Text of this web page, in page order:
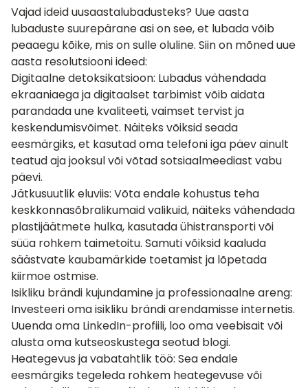
Vajad ideid uusaastalubadusteks? Uue aasta
lubaduste suurepärane asi on see, et lubada võib
peaaegu kõike, mis on sulle oluline. Siin on mõned uue
aasta resolutsiooni ideed:
Digitaalne detoksikatsioon: Lubadus vähendada
ekraaniaega ja digitaalset tarbimist võib aidata
parandada une kvaliteeti, vaimset tervist ja
keskendumisvõimet. Näiteks võiksid seada
eesmärgiks, et kasutad oma telefoni iga päev ainult
teatud aja jooksul või võtad sotsiaalmeediast vabu
päevi.
Jätkusuutlik eluviis: Võta endale kohustus teha
keskkonnasõbralikumaid valikuid, näiteks vähendada
plastijäätmete hulka, kasutada ühistransporti või
süüa rohkem taimetoitu. Samuti võiksid kaaluda
säästvate kaubamärkide toetamist ja lõpetada
kiirmoe ostmise.
Isikliku brändi kujundamine ja professionaalne areng:
Investeeri oma isikliku brändi arendamisse internetis.
Uuenda oma LinkedIn-profiili, loo oma veebisait või
alusta oma kutseoskustega seotud blogi.
Heategevus ja vabatahtlik töö: Sea endale
eesmärgiks tegeleda rohkem heategevuse või